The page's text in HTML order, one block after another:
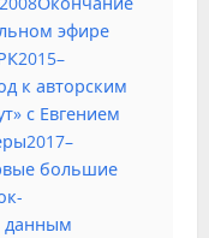
эфире
к авторским
с Евгением
большие
данным